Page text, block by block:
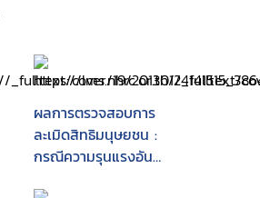
ผลการตรวจสอบการ
ละเมิดสิทธิมนุษยชน :
กรณีความรุนแรงอัน